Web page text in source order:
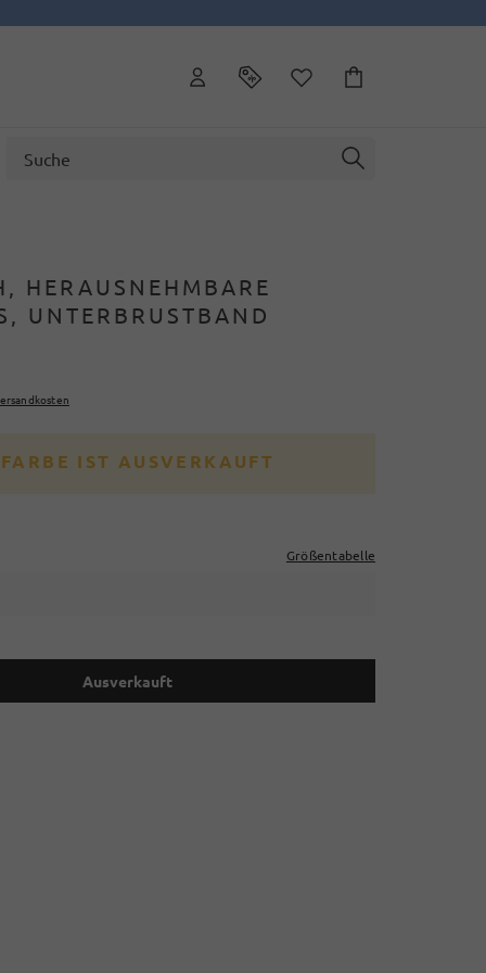
HERAUSNEHMBARE
UNTERBRUSTBAND
IST AUSVERKAUFT
Größentabelle
Ausverkauft